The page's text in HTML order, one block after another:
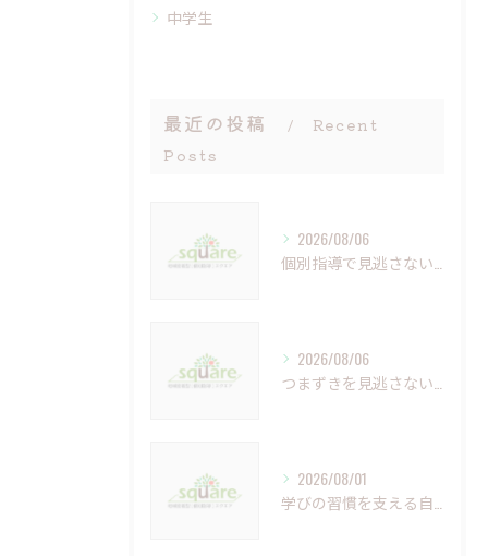
中学生
最近の投稿
Recent
Posts
2026/08/06
2026/08/06
2026/08/01